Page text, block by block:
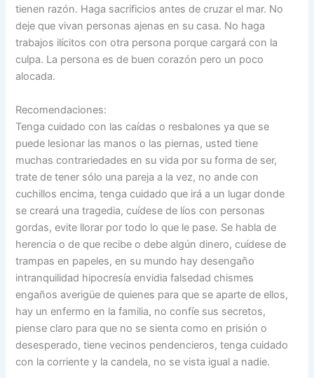
tienen razón. Haga sacrificios antes de cruzar el mar. No
deje que vivan personas ajenas en su casa. No haga
trabajos ilícitos con otra persona porque cargará con la
culpa. La persona es de buen corazón pero un poco
alocada.
Recomendaciones:
Tenga cuidado con las caídas o resbalones ya que se
puede lesionar las manos o las piernas, usted tiene
muchas contrariedades en su vida por su forma de ser,
trate de tener sólo una pareja a la vez, no ande con
cuchillos encima, tenga cuidado que irá a un lugar donde
se creará una tragedia, cuídese de líos con personas
gordas, evite llorar por todo lo que le pase. Se habla de
herencia o de que recibe o debe algún dinero, cuídese de
trampas en papeles, en su mundo hay desengaño
intranquilidad hipocresía envidia falsedad chismes
engaños averigüe de quienes para que se aparte de ellos,
hay un enfermo en la familia, no confíe sus secretos,
piense claro para que no se sienta como en prisión o
desesperado, tiene vecinos pendencieros, tenga cuidado
con la corriente y la candela, no se vista igual a nadie.